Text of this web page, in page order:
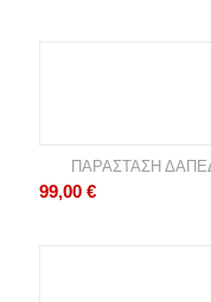
ΠΑΡΑΣΤΑΣΗ
99,00 €